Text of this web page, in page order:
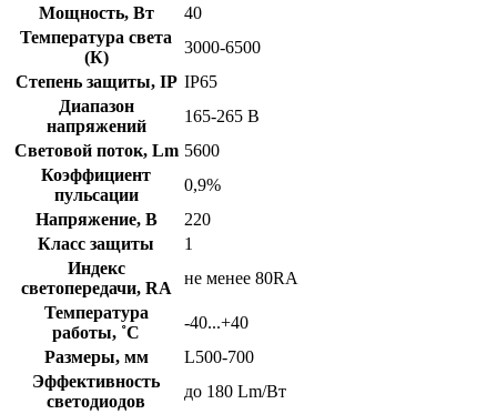
Мощность, Вт
40
Температура света
(К)
3000-6500
Степень защиты, IP IP65
Диапазон
напряжений
165-265 В
Световой поток, Lm 5600
Коэффициент
пульсации
0,9%
Напряжение, В
220
Класс защиты
1
Индекс
светопередачи, RA
не менее 80RA
Температура
работы, ˚С
-40...+40
Размеры, мм
L500-700
Эффективность
светодиодов
до 180 Lm/Вт